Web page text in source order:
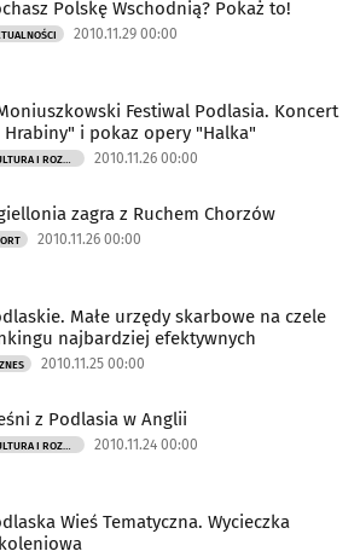
Polskę Wschodnią? Pokaż to!
2010.11.29 00:00
Festiwal Podlasia. Koncert
Hrabiny" i pokaz opery "Halka"
KULTURA I ROZRYWKA 2010.11.26 00:00
Jagiellonia zagra z Ruchem Chorzów
2010.11.26 00:00
Małe urzędy skarbowe na czele
najbardziej efektywnych
2010.11.25 00:00
z Podlasia w Anglii
KULTURA I ROZRYWKA 2010.11.24 00:00
Wieś Tematyczna. Wycieczka